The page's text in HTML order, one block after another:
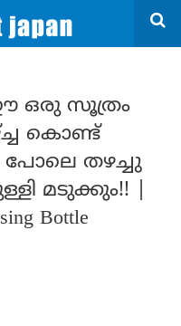
ഒരു സൂത്രം
കൊണ്ട്
പോലെ തഴച്ചു
മടുക്കും!! |
Bottle